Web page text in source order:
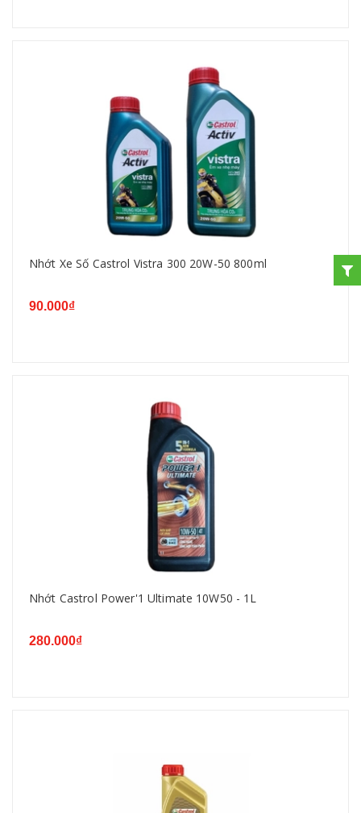
Nhớt Xe Số Castrol Vistra 300 20W-50 800ml
90.000₫
Nhớt Castrol Power'1 Ultimate 10W50 - 1L
280.000₫